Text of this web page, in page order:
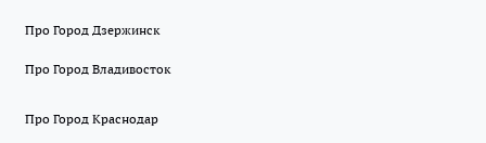
Про Город Дзержинск
Про Город Владивосток
Про Город Краснодар